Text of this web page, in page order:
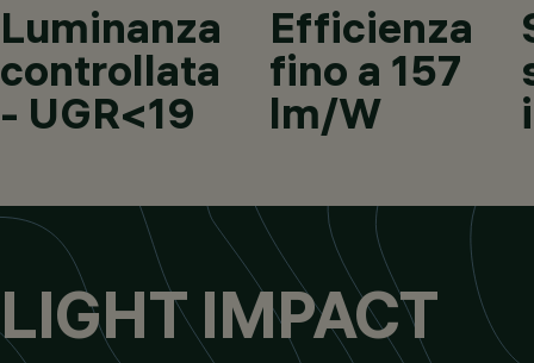
SOFFITTO
DESIGN
IGUZZINI
PRODOTTI
68
Luminanza
controllata
- UGR<19
Efficienza
fino a 157
lm/W
LIGHT IMPACT